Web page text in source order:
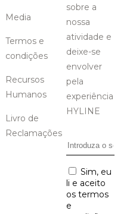
Media
Termos e
condições
Recursos
Humanos
Livro de
Reclamações
sobre a
nossa
atividade e
deixe-se
envolver
pela
experiência
HYLINE
Email*
Sim, eu
li e aceito
os termos
e